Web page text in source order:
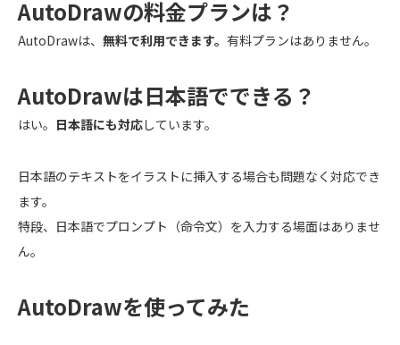
AutoDrawの料金プランは？
AutoDrawは、 無料で利用できます。 有料プランはありません。
AutoDrawは日本語でできる？
はい。 日本語にも対応しています。
日本語のテキストをイラストに挿入する場合も問題なく対応でき
ます。
特段、日本語でプロンプト（命令文）を入力する場面はありませ
ん。
AutoDrawを使ってみた